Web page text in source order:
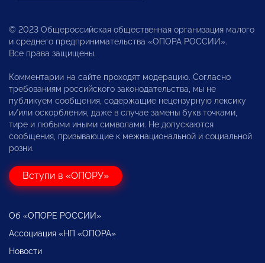
© 2023 Общероссийская общественная организация малого
и среднего предпринимательства «ОПОРА РОССИИ».
Все права защищены.
Комментарии на сайте проходят модерацию. Согласно
требованиям российского законодательства, мы не
публикуем сообщения, содержащие нецензурную лексику
и/или оскорбления, даже в случае замены букв точками,
тире и любыми иными символами. Не допускаются
сообщения, призывающие к межнациональной и социальной
розни.
Вступи в «ОПОРУ»
Об «ОПОРЕ РОССИИ»
Ассоциация «НП «ОПОРА»
Новости